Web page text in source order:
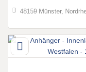
48159 Münster,